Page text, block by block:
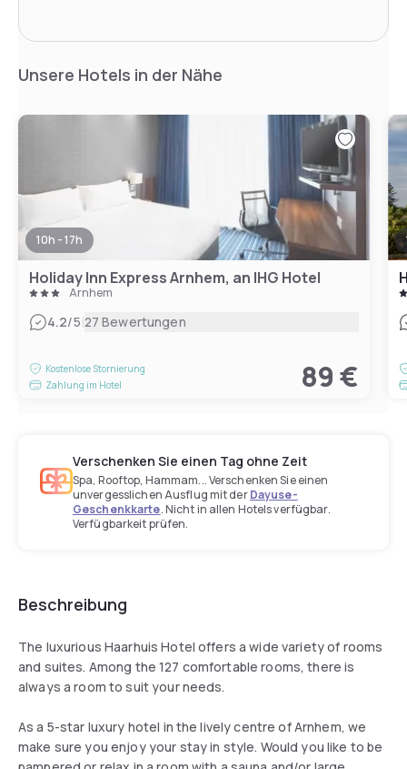
Unsere Hotels in der Nähe
10h - 17h
Holiday Inn Express Arnhem, an IHG Hotel
Arnhem
4.2/5|27 Bewertungen
Kostenlose Stornierung
Zahlung im Hotel
89 €
Verschenken Sie einen Tag ohne Zeit
Spa, Rooftop, Hammam... Verschenken Sie einen
unvergesslichen Ausflug mit derDayuse-
Geschenkkarte. Nicht in allen Hotels verfügbar.
Verfügbarkeit prüfen.
Beschreibung
The luxurious Haarhuis Hotel offers a wide variety of rooms
and suites. Among the 127 comfortable rooms, there is
always a room to suit your needs.
As a 5-star luxury hotel in the lively centre of Arnhem, we
make sure you enjoy your stay in style. Would you like to be